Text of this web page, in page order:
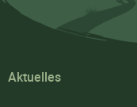
Aktuelles